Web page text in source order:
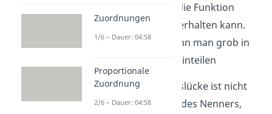
Definitionslücke die Funktion
unterschiedlich verhalten kann.
Das Verhalten kann man grob in
zwei Kategorien einteilen
die Definitionslücke ist nicht
nur Nullstelle des Nenners,
Zuordnungen
1/6 – Dauer: 04:58
Proportionale
Zuordnung
2/6 – Dauer: 04:58